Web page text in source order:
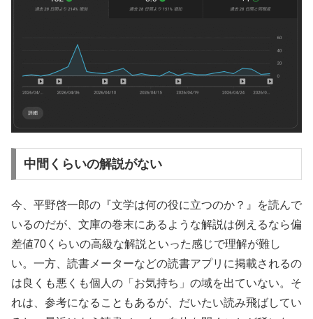
中間くらいの解説がない
今、平野啓一郎の『文学は何の役に立つのか？』を読んで
いるのだが、文庫の巻末にあるような解説は例えるなら偏
差値70くらいの高級な解説といった感じで理解が難し
い。一方、読書メーターなどの読書アプリに掲載されるの
は良くも悪くも個人の「お気持ち」の域を出ていない。そ
れは、参考になることもあるが、だいたい読み飛ばしてい